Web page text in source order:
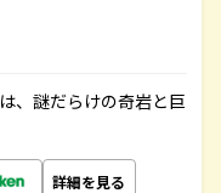
、謎だらけの奇岩と巨
詳細を見る